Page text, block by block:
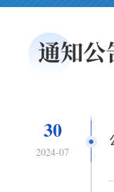
通知公
30
2024-07